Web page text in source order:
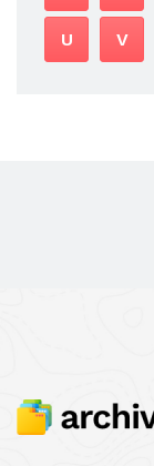
U V